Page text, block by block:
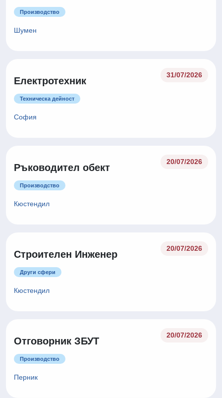
Производство
Шумен
Електротехник
31/07/2026
Техническа дейност
София
Ръководител обект
20/07/2026
Производство
Кюстендил
Строителен Инженер
20/07/2026
Други сфери
Кюстендил
Отговорник ЗБУТ
20/07/2026
Производство
Перник